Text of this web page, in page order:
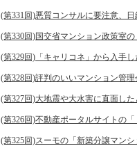
(第331回)悪質コンサルに要注意、
(第330回)国交省マンション政策室
(第329回)「キャリコネ」から入手
(第328回)評判のいいマンション管
(第327回)大地震や大水害に直面し
(第326回)不動産ポータルサイトの
(第325回)スーモの「新築分譲マン